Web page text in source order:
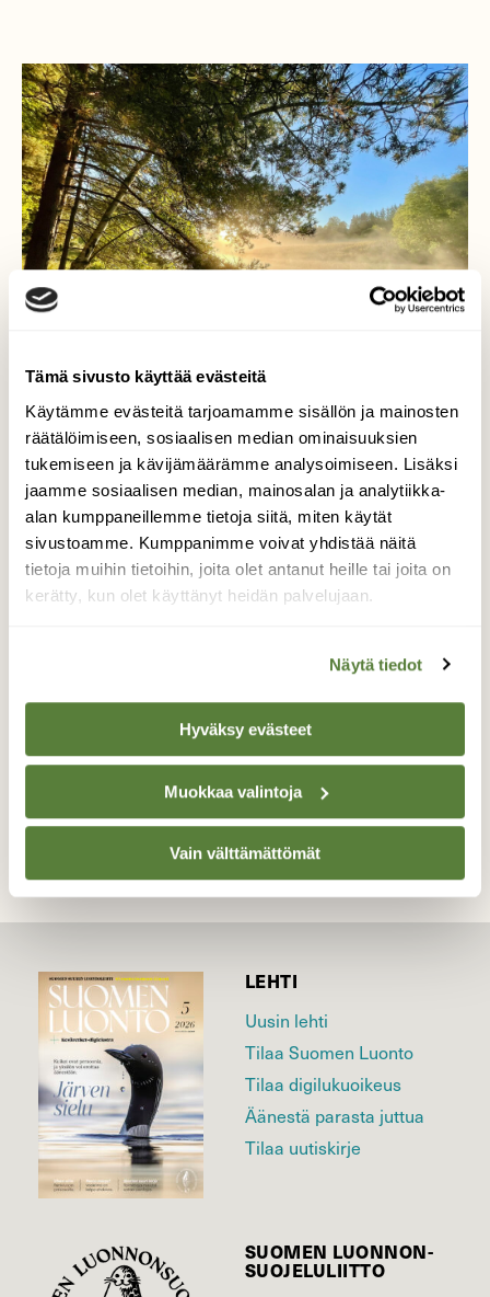
Tämä sivusto käyttää evästeitä
Käytämme evästeitä tarjoamamme sisällön ja mainosten
räätälöimiseen, sosiaalisen median ominaisuuksien
tukemiseen ja kävijämäärämme analysoimiseen. Lisäksi
jaamme sosiaalisen median, mainosalan ja analytiikka-
alan kumppaneillemme tietoja siitä, miten käytät
sivustoamme. Kumppanimme voivat yhdistää näitä
tietoja muihin tietoihin, joita olet antanut heille tai joita on
kerätty, kun olet käyttänyt heidän palvelujaan.
Näytä tiedot
Hyväksy evästeet
Muokkaa valintoja
Vain välttämättömät
Voiko ihanammin päivän
enää alkaa…?
Voiko ihanammin päivän enää alkaa, onko
ihanampaa aamua kuin tää…? Aamun
Valokuvaaja: Juhani Peltonen, Turku 9.9.2021
LEHTI
Uusin lehti
Tilaa Suomen Luonto
Tilaa digilukuoikeus
Äänestä parasta juttua
Tilaa uutiskirje
SUOMEN LUONNON­
SUOJELU­LIITTO